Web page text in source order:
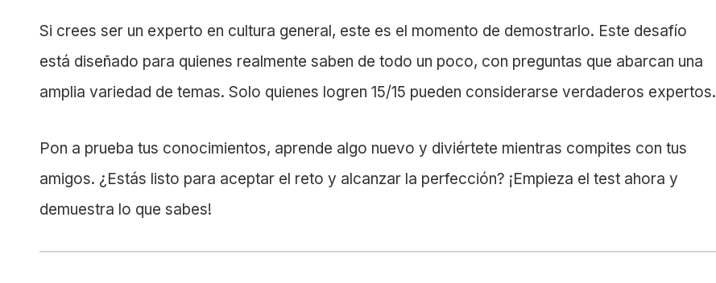
Si crees ser un experto en cultura general, este es el momento de demostrarlo. Este desafío
está diseñado para quienes realmente saben de todo un poco, con preguntas que abarcan una
amplia variedad de temas. Solo quienes logren 15/15 pueden considerarse verdaderos expertos.
Pon a prueba tus conocimientos, aprende algo nuevo y diviértete mientras compites con tus
amigos. ¿Estás listo para aceptar el reto y alcanzar la perfección? ¡Empieza el test ahora y
demuestra lo que sabes!